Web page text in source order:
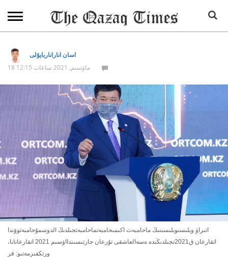
اسان اناراناربايۇلى
18 ماۋسىم, 2021 ساعات 12:15
اتىراۋ وبلىسىوبلىسىنىڭ ماحامبەت اكىمىحامبەتماحامبەتجىلدىڭ الدوسمۇحامبەتوۆندا
اتقارعان ق2021تجىلدىڭندە ەسەالعاشقى تۇرعان جارتىسىندااۋسىم 2021 اتقارعانانا،
ورتكقىزمەتىو: قر